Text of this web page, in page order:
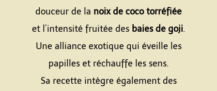
douceur de la noix de coco torréfiée
et l’intensité fruitée des baies de goji.
Une alliance exotique qui éveille les
papilles et réchauffe les sens.
Sa recette intègre également des